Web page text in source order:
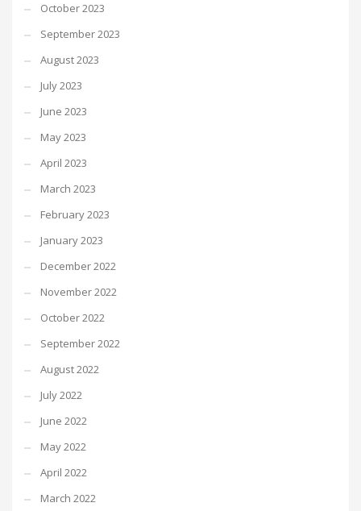
October 2023
September 2023
August 2023
July 2023
June 2023
May 2023
April 2023
March 2023
February 2023
January 2023
December 2022
November 2022
October 2022
September 2022
August 2022
July 2022
June 2022
May 2022
April 2022
March 2022